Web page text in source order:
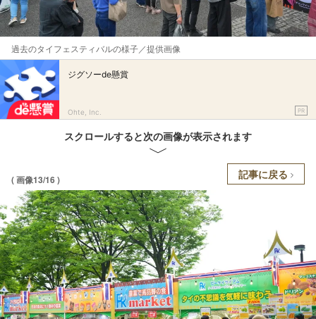
過去のタイフェスティバルの様子／提供画像
ジグソーde懸賞
Ohte, Inc. PR
スクロールすると次の画像が表示されます
( 画像13/16 ) 記事に戻る